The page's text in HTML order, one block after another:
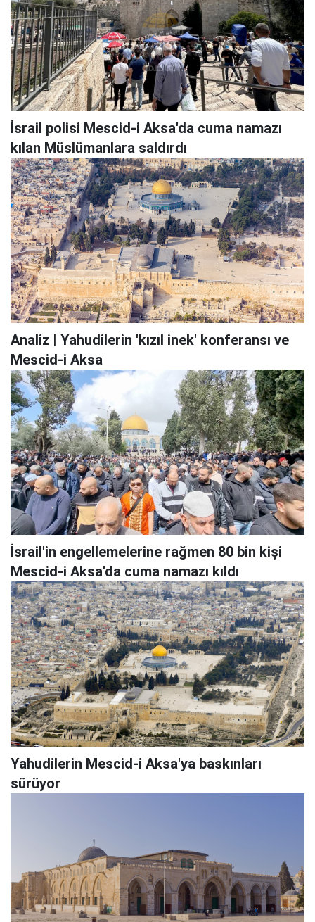
İsrail polisi Mescid-i Aksa'da cuma namazı
kılan Müslümanlara saldırdı
Analiz | Yahudilerin 'kızıl inek' konferansı ve
Mescid-i Aksa
İsrail'in engellemelerine rağmen 80 bin kişi
Mescid-i Aksa'da cuma namazı kıldı
Yahudilerin Mescid-i Aksa'ya baskınları
sürüyor